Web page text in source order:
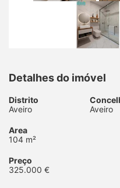
Detalhes do imóvel
Distrito
Aveiro
Aveiro
Area
104 m²
Preço
325.000 €